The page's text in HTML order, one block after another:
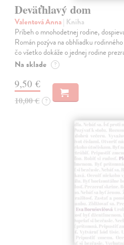
Deväťhlavý dom
Valentová Anna| Kniha
Príbeh o mnohodetnej rodine,
Román pozýva na obhliadku
čo všetko dokáže o jednej rodine
Na sklade ?
9,50 €
10,00 € ?